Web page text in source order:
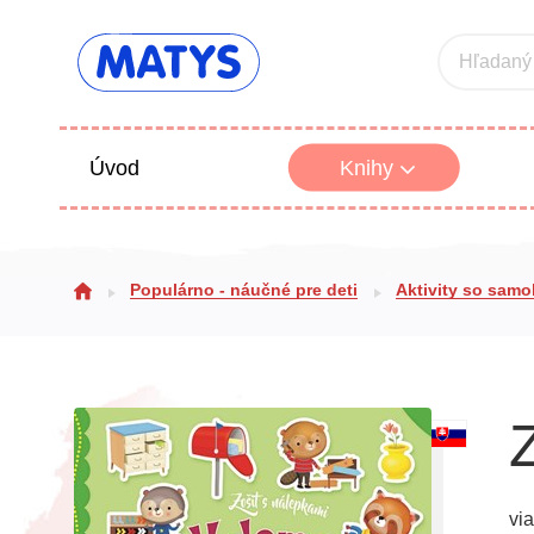
Úvod Knihy
Populárno - náučné pre deti Aktivity so